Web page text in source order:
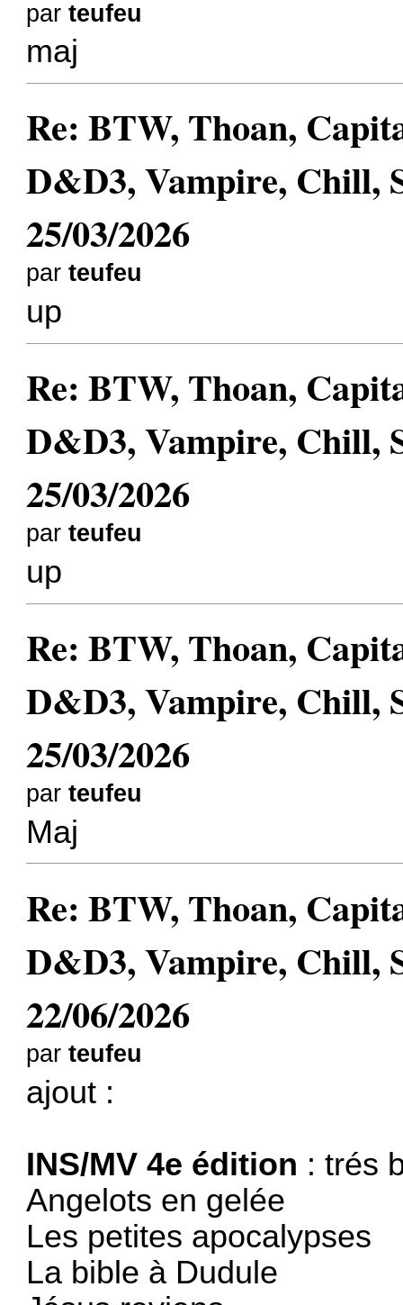
parteufeu
maj
Re: BTW, Thoan,
D&D3, Vampire, Chill,
25/03/2026
parteufeu
up
Re: BTW, Thoan,
D&D3, Vampire, Chill,
25/03/2026
parteufeu
up
Re: BTW, Thoan,
D&D3, Vampire, Chill,
25/03/2026
parteufeu
Maj
Re: BTW, Thoan,
D&D3, Vampire, Chill,
22/06/2026
parteufeu
ajout :
INS/MV 4e édition : trés
Angelots en gelée
Les petites apocalypses
La bible à Dudule